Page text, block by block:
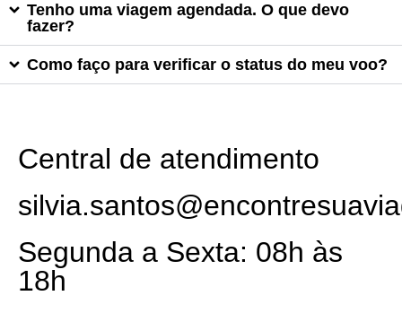
Tenho uma viagem agendada. O que devo
fazer?
Como faço para verificar o status do meu voo?
Central de atendimento
Segunda a Sexta: 08h às
18h